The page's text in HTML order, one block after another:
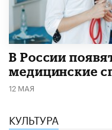
В России
медицинские
12 МАЯ
КУЛЬТУРА